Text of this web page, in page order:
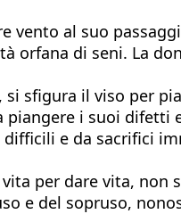
al suo
orfana di seni. La
si sfigura il viso per
i suoi difetti
e da sacrifici
per dare vita, non
e del sopruso,